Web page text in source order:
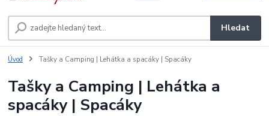
Hledat
Úvod Tašky a Camping | Lehátka a spacáky | Spacáky
Tašky a Camping | Lehátka a
spacáky | Spacáky